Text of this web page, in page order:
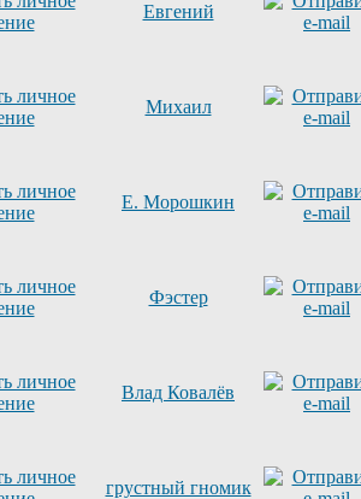
Евгений
Михаил
Е. Морошкин
Фэстер
Влад Ковалёв
грустный гномик